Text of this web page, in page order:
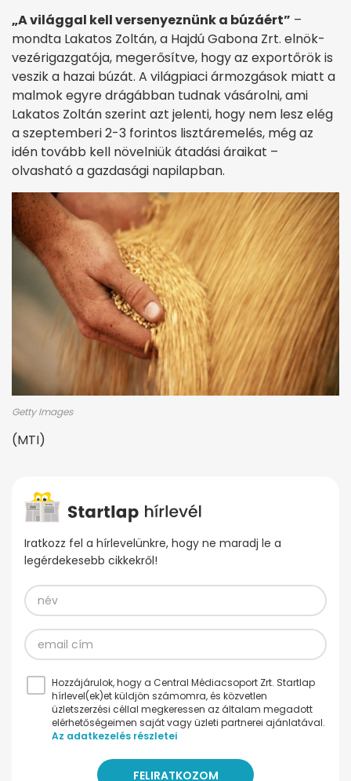
„A világgal kell versenyeznünk a búzáért” –
mondta Lakatos Zoltán, a Hajdú Gabona Zrt. elnök-
vezérigazgatója, megerősítve, hogy az exportőrök is
veszik a hazai búzát. A világpiaci ármozgások miatt a
malmok egyre drágábban tudnak vásárolni, ami
Lakatos Zoltán szerint azt jelenti, hogy nem lesz elég
a szeptemberi 2-3 forintos lisztáremelés, még az
idén tovább kell növelniük átadási áraikat –
olvasható a gazdasági napilapban.
Getty Images
(MTI)
Iratkozz fel a hírlevelünkre, hogy ne maradj le a
legérdekesebb cikkekről!
Hozzájárulok, hogy a Central Médiacsoport Zrt. Startlap
hírlevel(ek)et küldjön számomra, és közvetlen
üzletszerzési céllal megkeressen az általam megadott
elérhetőségeimen saját vagy üzleti partnerei ajánlatával.
Az adatkezelés részletei